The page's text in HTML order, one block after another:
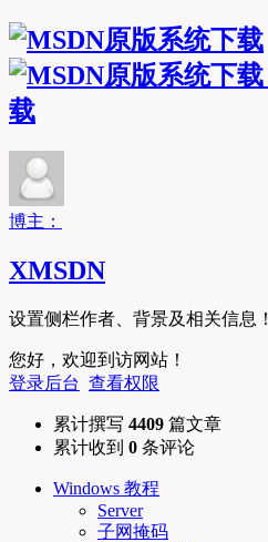
载
博主：
XMSDN
设置侧栏作者、背景及相关信息！
您好，欢迎到访网站！
登录后台 查看权限
累计撰写 4409 篇文章
累计收到 0 条评论
Windows 教程
Server
子网掩码